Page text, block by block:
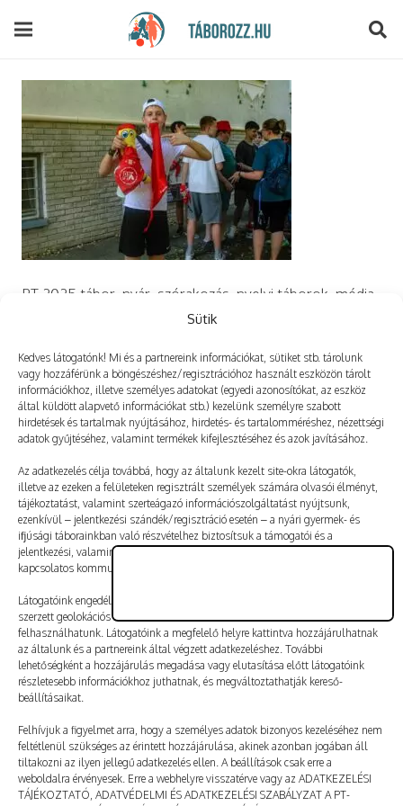
Sütik
Kedves látogatónk! Mi és a partnereink információkat, sütiket stb. tárolunk
vagy hozzáférünk a böngészéshez/regisztrációhoz használt eszközön tárolt
információkhoz, illetve személyes adatokat (egyedi azonosítókat, az eszköz
által küldött alapvető információkat stb.) kezelünk személyre szabott
hirdetések és tartalmak nyújtásához, hirdetés- és tartalomméréshez, nézettségi
adatok gyűjtéséhez, valamint termékek kifejlesztéséhez és azok javításához.
Az adatkezelés célja továbbá, hogy az általunk kezelt site-okra látogatók,
illetve az ezeken a felületeken regisztrált személyek számára olvasói élményt,
tájékoztatást, valamint szerteágazó információszolgáltatást nyújtsunk,
ezenkívül – jelentkezési szándék/regisztráció esetén – a nyári gyermek- és
ifjúsági táborainkban való részvételhez biztosítsuk a támogatói és a
jelentkezési, valamint a számlázási feltételeket és a táborszervezéssel
kapcsolatos kommunikációt.
Látogatóink engedélyével mi és a partnereink eszközleolvasásos módszerrel
szerzett geolokációs adatokat és azonosítási információkat is
felhasználhatunk. Látogatóink a megfelelő helyre kattintva hozzájárulhatnak
az általunk és a partnereink által végzett adatkezeléshez. További
lehetőségként a hozzájárulás megadása vagy elutasítása előtt látogatóink
részletesebb információkhoz juthatnak, és megváltoztathatják kereső-
beállításaikat.
Felhívjuk a figyelmet arra, hogy a személyes adatok bizonyos kezeléséhez nem
feltétlenül szükséges az érintett hozzájárulása, akinek azonban jogában áll
tiltakozni az ilyen jellegű adatkezelés ellen. A beállítások csak erre a
weboldalra érvényesek. Erre a webhelyre visszatérve vagy az ADATKEZELÉSI
TÁJÉKOZTATÓ, ADATVÉDELMI ÉS ADATKEZELÉSI SZABÁLYZAT A PT-
PT 2025 tábor, nyár, szórakozás, nyelvi táborok, média,
film, robotika, angoltábor, fotós tábor, sporttábor,
Vélemény, hozzászólás?
Az e-mail-címet nem tesszük közzé. A kötelező mezőket
*karakterrel jelöltük
A nevem, e-mail-címem, és weboldalcímem mentése
a böngészőben a következő hozzászólásomhoz.